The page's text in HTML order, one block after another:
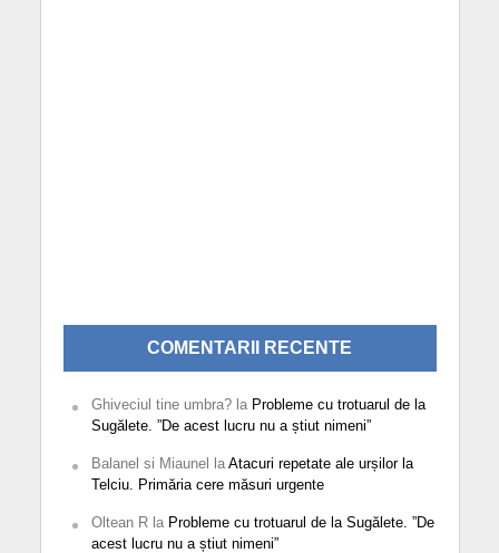
COMENTARII RECENTE
Ghiveciul tine umbra?la Probleme cu trotuarul de la
Sugălete. ”De acest lucru nu a știut nimeni”
Balanel si Miaunel la Atacuri repetate ale urșilor la
Telciu. Primăria cere măsuri urgente
Oltean Rla Probleme cu trotuarul de la Sugălete. ”De
acest lucru nu a știut nimeni”